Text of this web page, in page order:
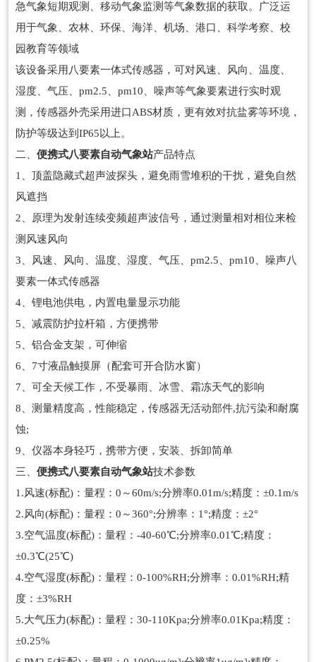
急气象短期观测、移动气象监测等气象数据的获取。广泛运
用于气象、农林、环保、海洋、机场、港口、科学考察、校
园教育等领域
该设备采用八要素一体式传感器，可对风速、风向、温度、
湿度、气压、pm2.5、pm10、噪声等气象要素进行实时观
测，传感器外壳采用进口ABS材质，更有效对抗盐雾等环境，
防护等级达到IP65以上。
二、 便携式八要素自动气象站产品特点
1、顶盖隐藏式超声波探头，避免雨雪堆积的干扰，避免自然
风遮挡
2、原理为发射连续变频超声波信号，通过测量相对相位来检
测风速风向
3、风速、风向、温度、湿度、气压、pm2.5、pm10、噪声八
要素一体式传感器
4、锂电池供电，内置电量显示功能
5、减震防护拉杆箱，方便携带
5、铝合金支架，可伸缩
6、7寸液晶触摸屏（配套可开合防水窗）
7、可全天候工作，不受暴雨、冰雪、霜冻天气的影响
8、测量精度高，性能稳定，传感器无活动部件,抗污染和耐腐
蚀;
9、仪器本身轻巧，携带方便，安装、拆卸简单
三、 便携式八要素自动气象站技术参数
1.风速(标配)：量程：0～60m/s;分辨率0.01m/s;精度：±0.1m/s
2.风向(标配)：量程：0～360°;分辨率：1°;精度：±2°
3.空气温度(标配)：量程：-40-60℃;分辨率0.01℃;精度：
±0.3℃(25℃)
4.空气湿度(标配)：量程：0-100%RH;分辨率：0.01%RH;精
度：±3%RH
5.大气压力(标配)：量程：30-110Kpa;分辨率0.01Kpa;精度：
±0.25%